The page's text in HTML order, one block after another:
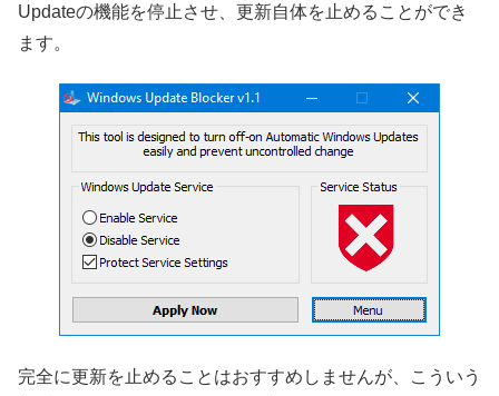
Updateの機能を停止させ、更新自体を止めることができ
ます。
完全に更新を止めることはおすすめしませんが、こういう